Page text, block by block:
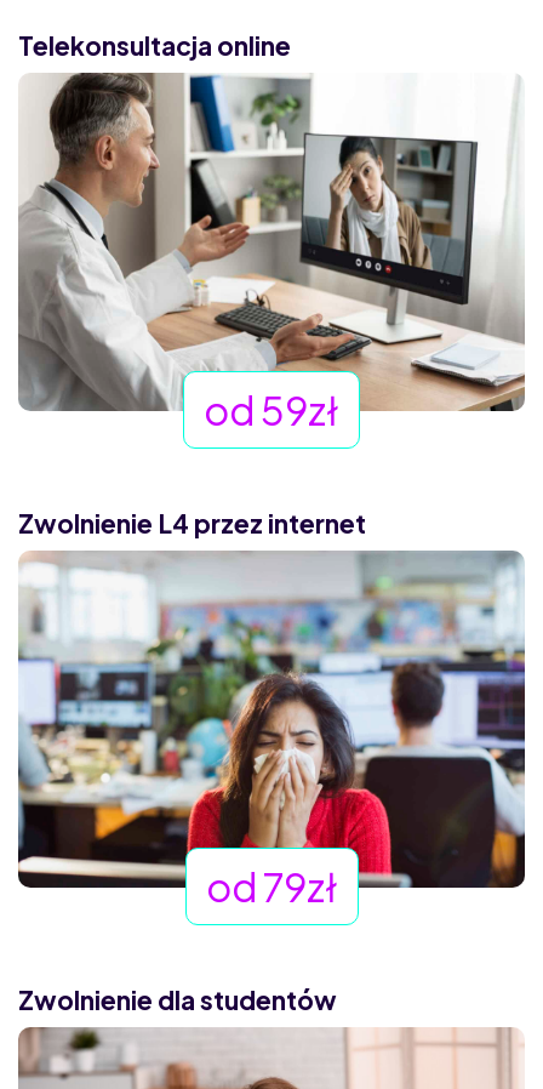
Telekonsultacja online
od 59zł
Zwolnienie L4 przez internet
od 79zł
Zwolnienie dla studentów